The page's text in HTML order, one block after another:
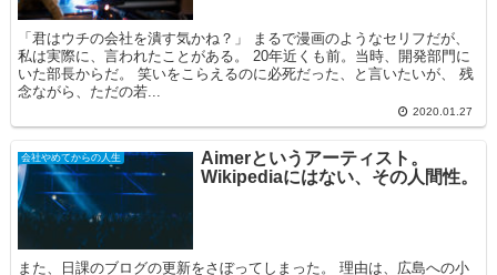
「君はウチの会社を潰す気かね？」 まるで漫画のようなセリフだが、
私は実際に、言われたことがある。 20年近くも前。当時、開発部門に
いた部長からだ。 笑いをこらえるのに必死だった、と言いたいが、 残
念ながら、ただの若...
2020.01.27
会社やめてからの人生
Aimerというアーティスト。
Wikipediaにはない、その人間性。
また、日課のブログの更新をさぼってしまった。 理由は、広島への小